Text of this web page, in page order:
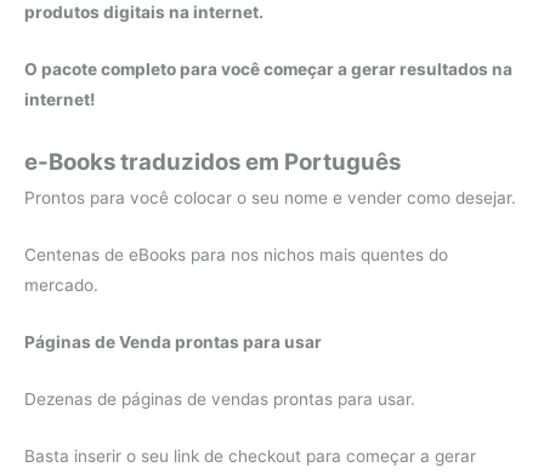
produtos digitais na internet.
O pacote completo para você começar a gerar resultados na
internet!
e-Books traduzidos em Português
Prontos para você colocar o seu nome e vender como desejar.
Centenas de eBooks para nos nichos mais quentes do
mercado.
Páginas de Venda prontas para usar
Dezenas de páginas de vendas prontas para usar.
Basta inserir o seu link de checkout para começar a gerar